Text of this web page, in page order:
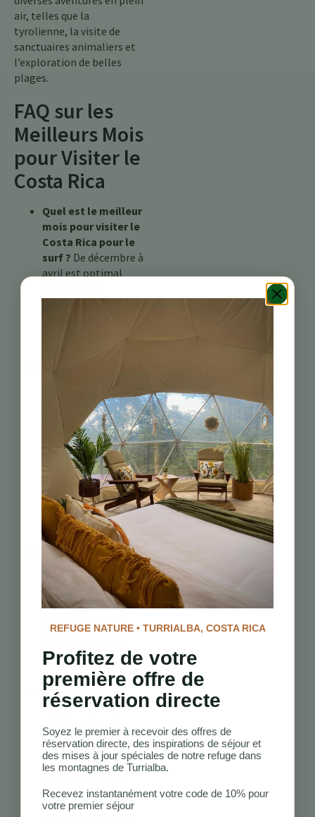
air, telles que la
tyrolienne, la visite de
sanctuaires animaliers et
l’exploration de belles
plages.
FAQ sur les
Meilleurs Mois
pour Visiter le
Costa Rica
Quel est le meilleur
mois pour visiter le
Costa Rica pour le
surf ? De décembre à
avril est optimal
de belles vagues de
Y a-t-il des festivals
affectent les plans
de voyage ?Oui, les
festivals peuvent
entraîner une
augmentation des
foules et des prix
plus élevés,
particulièrement
pendant la saison
sèche.
Quels mois ont le
moins de pluie au
Costa Rica ? La
saison sèche, de
connaît
moins de
précipitations.
Est-il sûr de
voyager au Costa
saison des pluies ?
Oui, de nombreux
voyageurs visitent
des pluies et
REFUGE NATURE • TURRIALBA, COSTA RICA
Profitez de votre
première offre de
réservation directe
Soyez le premier à recevoir des offres de
réservation directe, des inspirations de séjour et
des mises à jour spéciales de notre refuge dans
les montagnes de Turrialba.
Recevez instantanément votre code de 10% pour
votre premier séjour